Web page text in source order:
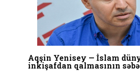
Aqşin Yenisey — İslam
inkişafdan qalmasının